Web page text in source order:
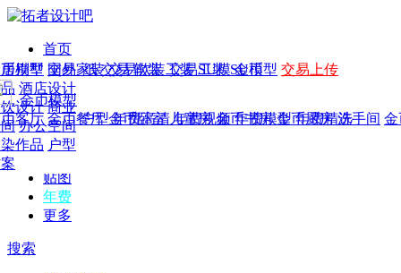
首页
发现
年费 作品 图纸 交易 软装 工装 SU模 金币
年费版块
费图纸 年费户型 年费高清 年费视频 年费模型 年费精选
作品
别墅 国外
酒店设计
设计 商业
办公空间
作品 户型
模型
模型 交易家装 交易软装 交易工装 SU模型 交易上传
金币模型
客厅 金币餐厅 金币卧室 儿童房 金币书房 金币厨房 洗手间 金
CAD
概念
贴图
年费
更多
搜索